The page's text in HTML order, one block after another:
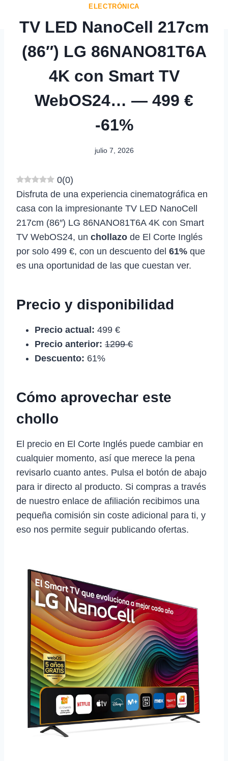
ELECTRÓNICA
TV LED NanoCell 217cm
(86″) LG 86NANO81T6A
4K con Smart TV
WebOS24… — 499 €
-61%
julio 7, 2026
0(0)
Disfruta de una experiencia cinematográfica en
casa con la impresionante TV LED NanoCell
217cm (86″) LG 86NANO81T6A 4K con Smart
TV WebOS24, un chollazo de El Corte Inglés
por solo 499 €, con un descuento del 61% que
es una oportunidad de las que cuestan ver.
Precio y disponibilidad
Precio actual: 499 €
Precio anterior: 1299 €
Descuento: 61%
Cómo aprovechar este
chollo
El precio en El Corte Inglés puede cambiar en
cualquier momento, así que merece la pena
revisarlo cuanto antes. Pulsa el botón de abajo
para ir directo al producto. Si compras a través
de nuestro enlace de afiliación recibimos una
pequeña comisión sin coste adicional para ti, y
eso nos permite seguir publicando ofertas.